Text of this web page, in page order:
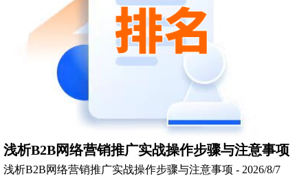
浅析B2B网络营销推广实战操作步骤与注意事项
浅析B2B网络营销推广实战操作步骤与注意事项 - 2026/8/7